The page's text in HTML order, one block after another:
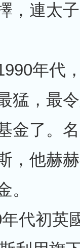
，連太
年代
猛，最
金了。
，他赫
。
代初英